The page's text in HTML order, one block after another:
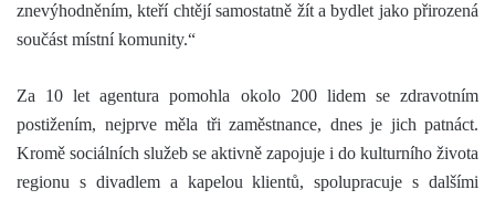
znevýhodněním, kteří chtějí samostatně žít a bydlet jako přirozená
součást místní komunity.“
Za 10 let agentura pomohla okolo 200 lidem se zdravotním
postižením, nejprve měla tři zaměstnance, dnes je jich patnáct.
Kromě sociálních služeb se aktivně zapojuje i do kulturního života
regionu s divadlem a kapelou klientů, spolupracuje s dalšími